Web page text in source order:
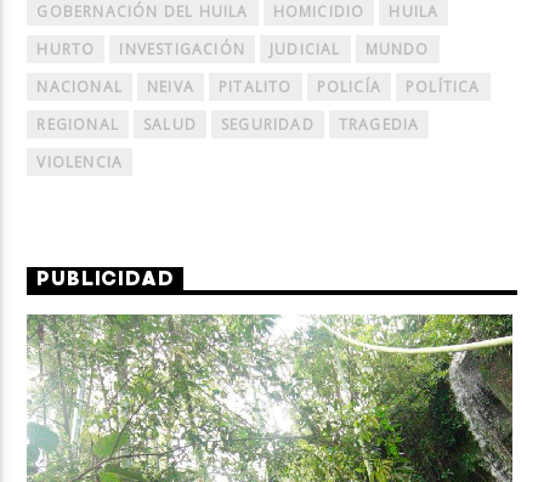
GOBERNACIÓN DEL HUILA
HOMICIDIO
HUILA
HURTO
INVESTIGACIÓN JUDICIAL
MUNDO
NACIONAL
NEIVA PITALITO POLICÍA
POLÍTICA
REGIONAL
SALUD SEGURIDAD
TRAGEDIA
VIOLENCIA
PUBLICIDAD